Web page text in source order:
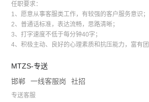
任职要求：
1、愿意从事客服类工作，有较强的客户服务意识；
2、普通话标准，表达流畅，思路清晰；
3、打字速度不低于每分钟40字；
4、积极主动、良好的心理素质和抗压能力，富有团
MTZS-专送
邯郸
一线客服岗 社招
专送客服